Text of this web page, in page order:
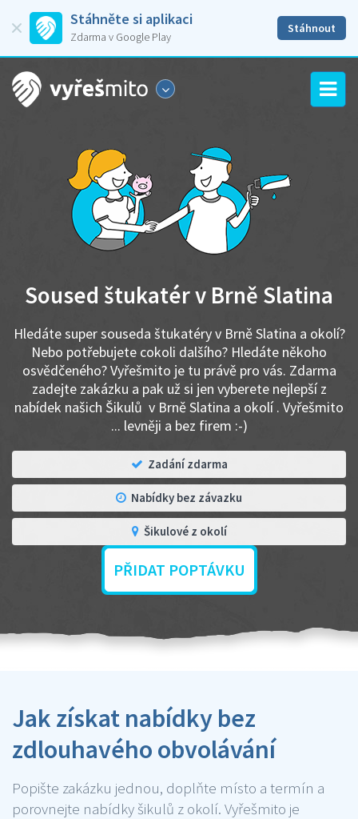
Stáhněte si aplikaci
Zdarma v Google Play
Stáhnout
Soused štukatér v Brně Slatina
Hledáte super souseda štukatéry v Brně Slatina a okolí?
Nebo potřebujete cokoli dalšího? Hledáte někoho
osvědčeného? Vyřešmito je tu právě pro vás. Zdarma
zadejte zakázku a pak už si jen vyberete nejlepší z
nabídek našich Šikulů v Brně Slatina a okolí . Vyřešmito
... levněji a bez firem :-)
Zadání zdarma
Nabídky bez závazku
Šikulové z okolí
PŘIDAT POPTÁVKU
Jak získat nabídky bez
zdlouhavého obvolávání
Popište zakázku jednou, doplňte místo a termín a
porovnejte nabídky šikulů z okolí. Vyřešmito je